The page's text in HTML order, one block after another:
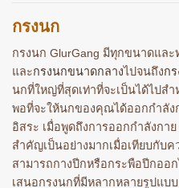
กรงนก
กรงนก GlurGang มีทุกขนาดแล
และกรงนกขนาดกลางไปจนถึงก
นกที่ใหญ่ที่สุดเท่าที่จะเป็นได้ไป
พอที่จะให้นกของคุณได้ออกกำลัง
อิสระ เมื่อพูดถึงการออกกำลังกา
สำคัญเป็นอย่างมากเมื่อเทียบกับ
สามารถกางปีกหรือกระพือปีกออ
เสนอกรงนกที่มีหลากหลายรูปแบ